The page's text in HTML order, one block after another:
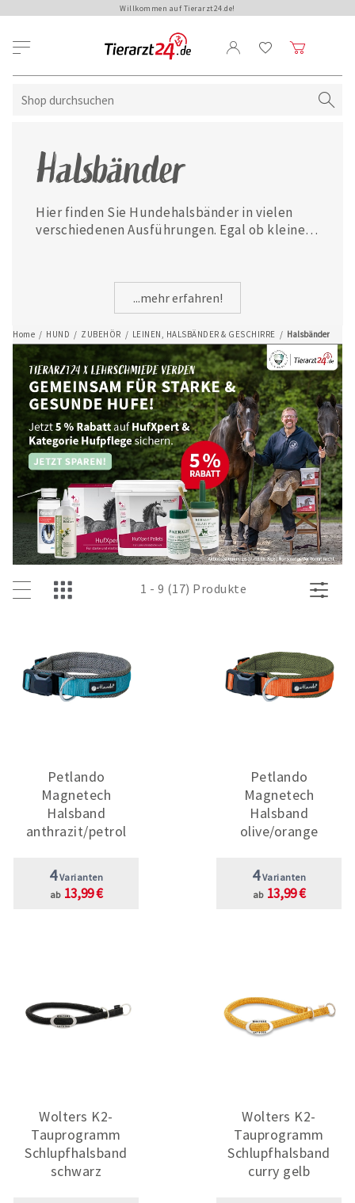
Willkommen auf Tierarzt24.de!
Home / HUND / ZUBEHÖR / LEINEN, HALSBÄNDER & GESCHIRRE / Halsbänder
Halsbänder
Hier finden Sie Hundehalsbänder in vielen
verschiedenen Ausführungen. Egal ob kleine
...mehr erfahren!
1 - 9 (17) Produkte
Petlando
Magnetech
Halsband
anthrazit/petrol
4Varianten
ab 13,99 €
Petlando
Magnetech
Halsband
olive/orange
4Varianten
ab 13,99 €
Wolters K2-
Tauprogramm
Schlupfhalsband
schwarz
Wolters K2-
Tauprogramm
Schlupfhalsband
curry gelb